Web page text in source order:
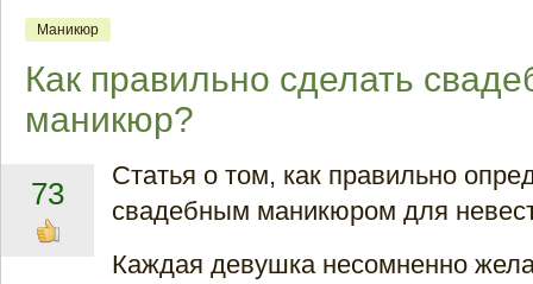
Маникюр
Как правильно сделать
маникюр?
73
Статья о том, как правильно
свадебным маникюром для
Каждая девушка несомненно